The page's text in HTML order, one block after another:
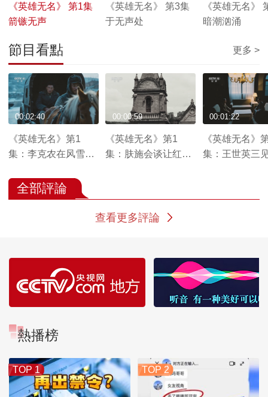
《英雄无名》 第1集
箭镞无声
《英雄无名》 第3集
于无声处
《英雄无名》
暗潮汹涌
節目看點 更多 >
《英雄无名》第1
集：李克农在风雪中
00:02:40
《英雄无名》第1
集：肤施会谈让红军
00:00:59
《英雄无名》
集：王世英三
00:01:22
全部評論
查看更多評論
熱播榜
TOP 1 TOP 2